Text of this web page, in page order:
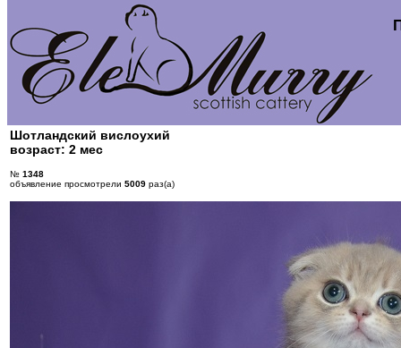
Шотландский вислоухий
возраст: 2 мес
№ 1348
объявление просмотрели 5009 раз(а)